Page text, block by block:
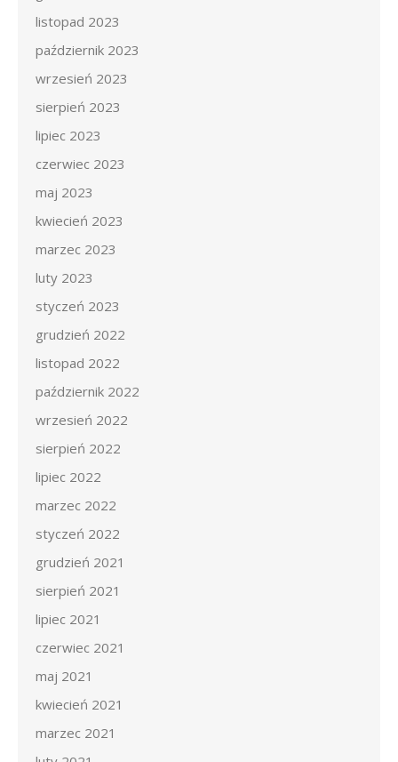
listopad 2023
październik 2023
wrzesień 2023
sierpień 2023
lipiec 2023
czerwiec 2023
maj 2023
kwiecień 2023
marzec 2023
luty 2023
styczeń 2023
grudzień 2022
listopad 2022
październik 2022
wrzesień 2022
sierpień 2022
lipiec 2022
marzec 2022
styczeń 2022
grudzień 2021
sierpień 2021
lipiec 2021
czerwiec 2021
maj 2021
kwiecień 2021
marzec 2021